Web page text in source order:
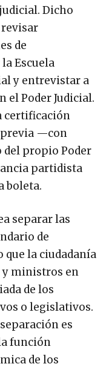
Dicho
de
Escuela
y entrevistar a
el Poder Judicial.
certificación
previa —con
propio Poder
partidista
boleta.
separar las
de
que la ciudadanía
y ministros en
de los
o legislativos.
es
función
de los